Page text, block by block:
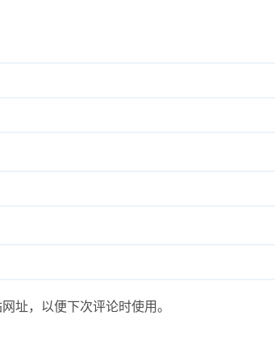
址，以便下次评论时使用。